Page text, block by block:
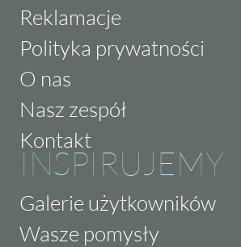
Reklamacje
Polityka prywatności
O nas
Nasz zespół
Kontakt
INSPIRUJEMY
Galerie użytkowników
Wasze pomysły